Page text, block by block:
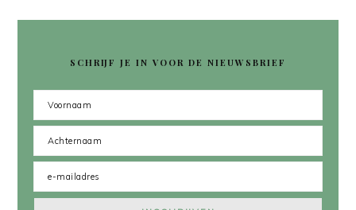
SCHRIJF JE IN VOOR DE NIEUWSBRIEF